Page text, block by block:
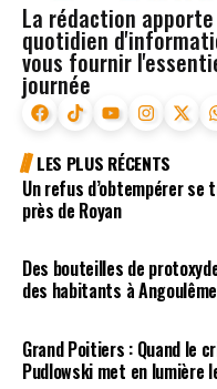
La rédaction
quotidien
vous fournir
journée
LES PLUS RÉCENTS
Un refus d’obtempérer
près de Royan
Des bouteilles de
des habitants à Angoulême
Grand Poitiers : Quand le
Pudlowski met en lumière